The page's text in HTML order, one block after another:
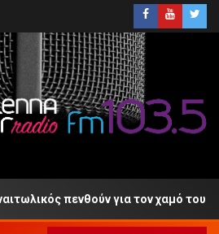
πενθούν για τον χαμό του